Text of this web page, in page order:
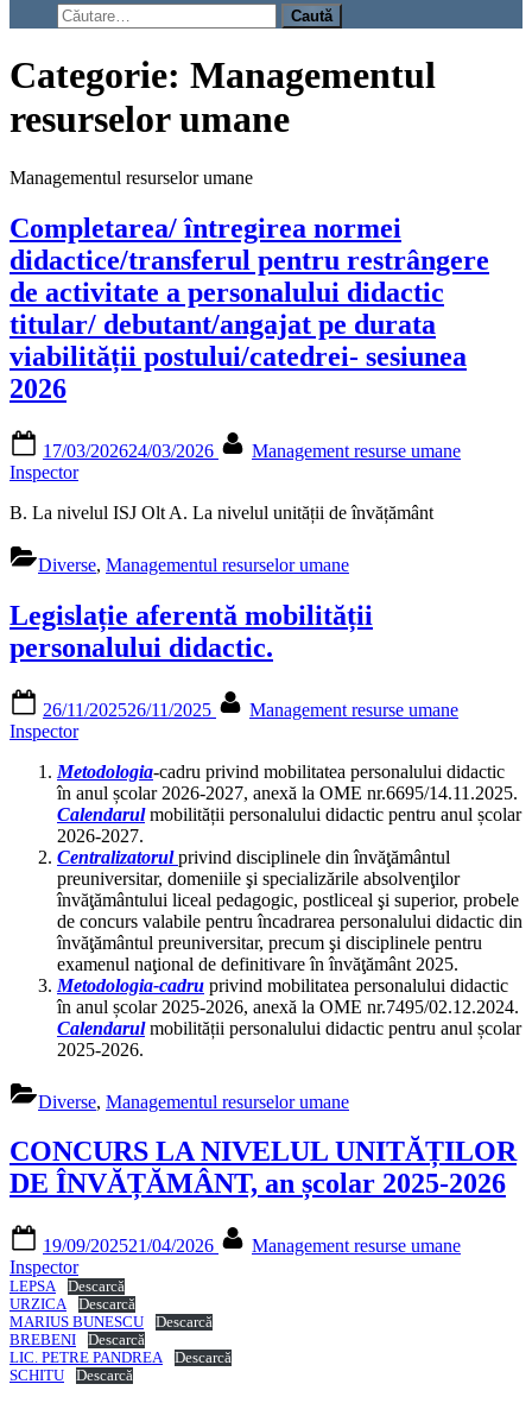
form
Caută
după:
Categorie: Managementul
resurselor umane
Managementul resurselor umane
Completarea/ întregirea normei
didactice/transferul pentru restrângere
de activitate a personalului didactic
titular/ debutant/angajat pe durata
viabilității postului/catedrei- sesiunea
2026
on
17/03/202624/03/2026
Management resurse umane
Inspector
B. La nivelul ISJ Olt A. La nivelul unității de învățământ
Diverse, Managementul resurselor umane
Legislație aferentă mobilității
personalului didactic.
on
26/11/202526/11/2025
Management resurse umane
Inspector
Metodologia-cadru privind mobilitatea personalului didactic
în anul școlar 2026-2027, anexă la OME nr.6695/14.11.2025.
Calendarulmobilității personalului didactic pentru anul școlar
2026-2027.
Centralizatorulprivind disciplinele din învăţământul
preuniversitar, domeniile şi specializările absolvenţilor
învăţământului liceal pedagogic, postliceal şi superior, probele
de concurs valabile pentru încadrarea personalului didactic din
învăţământul preuniversitar, precum şi disciplinele pentru
examenul naţional de definitivare în învăţământ 2025.
Metodologia-cadru privind mobilitatea personalului didactic
în anul școlar 2025-2026, anexă la OME nr.7495/02.12.2024.
Calendarulmobilității personalului didactic pentru anul școlar
2025-2026.
Diverse, Managementul resurselor umane
CONCURS LA NIVELUL UNITĂȚILOR
DE ÎNVĂȚĂMÂNT, an școlar 2025-2026
on
19/09/202521/04/2026
Management resurse umane
Inspector
LEPSA
Descarcă
URZICA
Descarcă
MARIUS BUNESCU
Descarcă
BREBENI
Descarcă
LIC. PETRE PANDREA
Descarcă
SCHITU
Descarcă